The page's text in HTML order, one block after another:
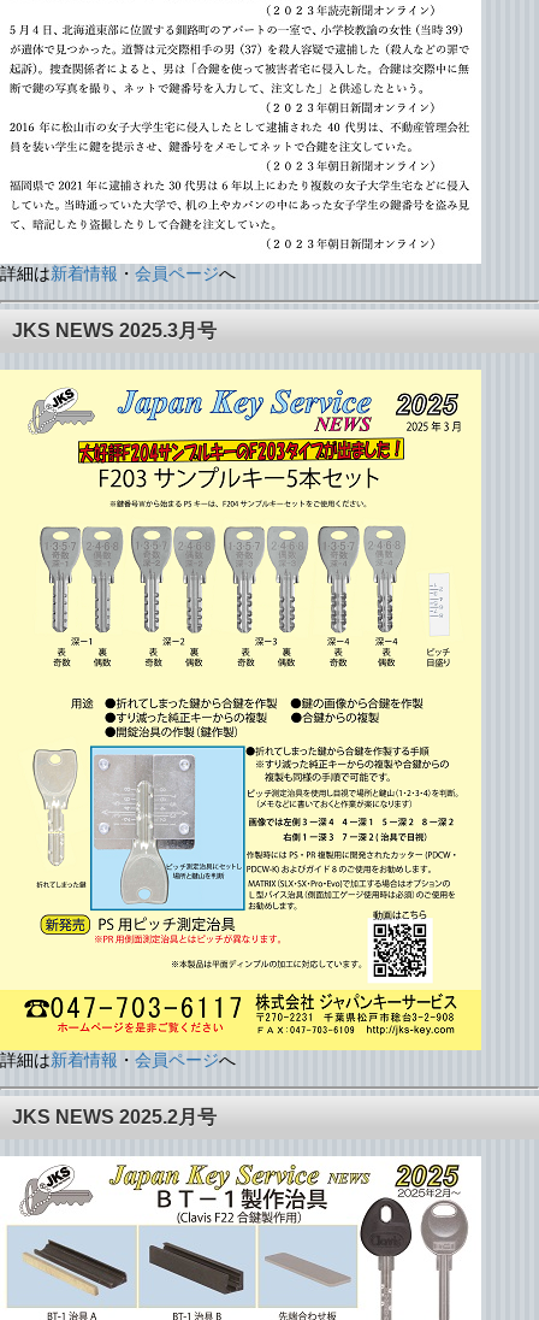
詳細は新着情報 ・ 会員ページへ
JKS NEWS 2025.3月号
詳細は新着情報 ・ 会員ページへ
JKS NEWS 2025.2月号